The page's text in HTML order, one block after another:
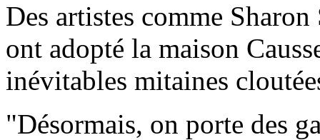
Des artistes comme
ont adopté la maison
inévitables mitaines
"Désormais, on porte des